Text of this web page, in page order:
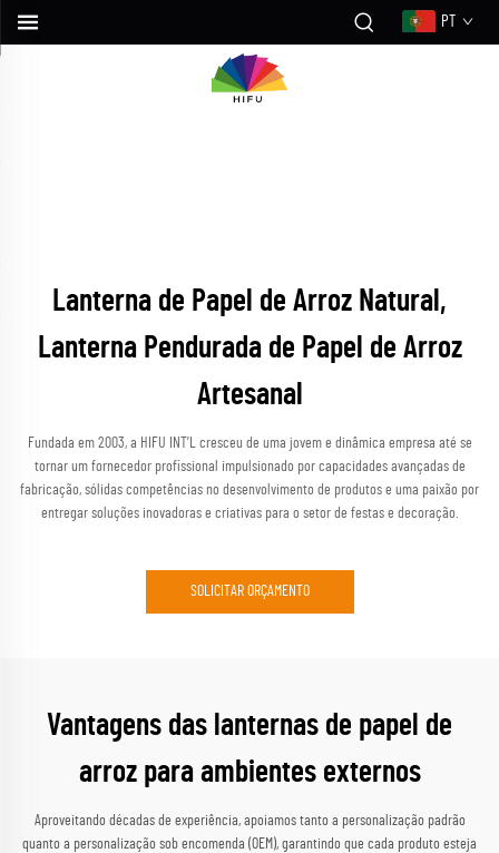
PT
Lanterna de Papel de Arroz Natural,
Lanterna Pendurada de Papel de Arroz
Artesanal
Fundada em 2003, a HIFU INT’L cresceu de uma jovem e dinâmica empresa até se
tornar um fornecedor profissional impulsionado por capacidades avançadas de
fabricação, sólidas competências no desenvolvimento de produtos e uma paixão por
entregar soluções inovadoras e criativas para o setor de festas e decoração.
SOLICITAR ORÇAMENTO
Vantagens das lanternas de papel de
arroz para ambientes externos
Aproveitando décadas de experiência, apoiamos tanto a personalização padrão
quanto a personalização sob encomenda (OEM), garantindo que cada produto esteja